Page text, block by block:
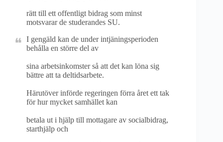
rätt till ett offentligt bidrag som minst
motsvarar de studerandes SU.
I gengäld kan de under intjäningsperioden
behålla en större del av
sina arbetsinkomster så att det kan löna sig
bättre att ta deltidsarbete.
Härutöver införde regeringen förra året ett tak
för hur mycket samhället kan
betala ut i hjälp till mottagare av socialbidrag,
starthjälp och